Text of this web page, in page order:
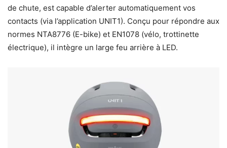
de chute, est capable d’alerter automatiquement vos
contacts (via l’application UNIT1). Conçu pour répondre aux
normes NTA8776 (E-bike) et EN1078 (vélo, trottinette
électrique), il intègre un large feu arrière à LED.